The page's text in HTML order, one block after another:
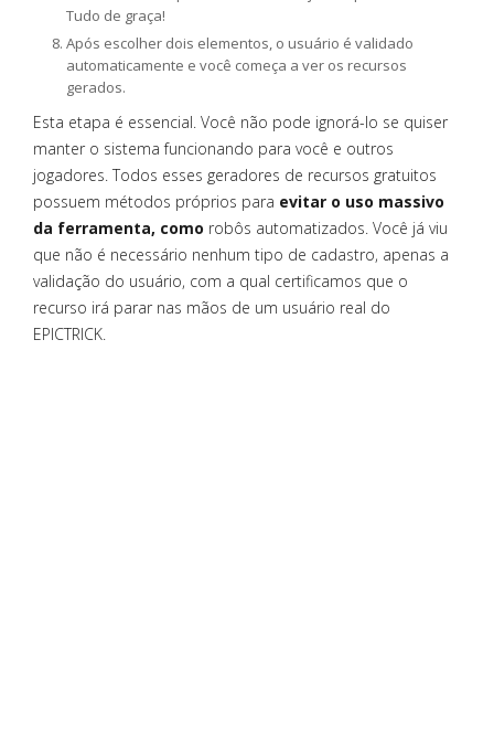
Tudo de graça!
Após escolher dois elementos, o usuário é validado
automaticamente e você começa a ver os recursos
gerados.
Esta etapa é essencial. Você não pode ignorá-lo se quiser
manter o sistema funcionando para você e outros
jogadores. Todos esses geradores de recursos gratuitos
possuem métodos próprios para evitar o uso massivo
da ferramenta, como robôs automatizados. Você já viu
que não é necessário nenhum tipo de cadastro, apenas a
validação do usuário, com a qual certificamos que o
recurso irá parar nas mãos de um usuário real do
EPICTRICK.